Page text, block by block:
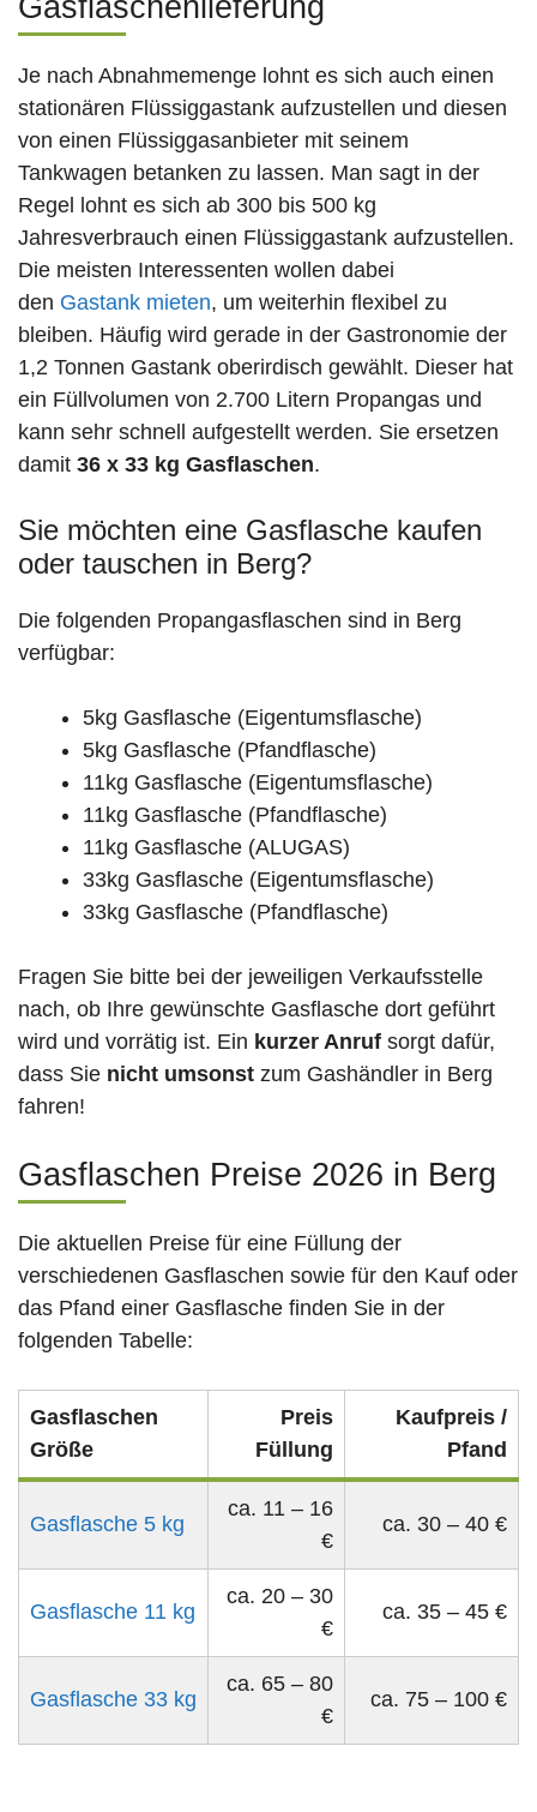
Gasflaschenlieferung
Je nach Abnahmemenge lohnt es sich auch einen
stationären Flüssiggastank aufzustellen und diesen
von einen Flüssiggasanbieter mit seinem
Tankwagen betanken zu lassen. Man sagt in der
Regel lohnt es sich ab 300 bis 500 kg
Jahresverbrauch einen Flüssiggastank aufzustellen.
Die meisten Interessenten wollen dabei
den Gastank mieten, um weiterhin flexibel zu
bleiben. Häufig wird gerade in der Gastronomie der
1,2 Tonnen Gastank oberirdisch gewählt. Dieser hat
ein Füllvolumen von 2.700 Litern Propangas und
kann sehr schnell aufgestellt werden. Sie ersetzen
damit 36 x 33 kg Gasflaschen.
Sie möchten eine Gasflasche kaufen
oder tauschen in Berg?
Die folgenden Propangasflaschen sind in Berg
verfügbar:
5kg Gasflasche (Eigentumsflasche)
5kg Gasflasche (Pfandflasche)
11kg Gasflasche (Eigentumsflasche)
11kg Gasflasche (Pfandflasche)
11kg Gasflasche (ALUGAS)
33kg Gasflasche (Eigentumsflasche)
33kg Gasflasche (Pfandflasche)
Fragen Sie bitte bei der jeweiligen Verkaufsstelle
nach, ob Ihre gewünschte Gasflasche dort geführt
wird und vorrätig ist. Ein kurzer Anruf sorgt dafür,
dass Sie nicht umsonst zum Gashändler in Berg
fahren!
Gasflaschen Preise 2026 in Berg
Die aktuellen Preise für eine Füllung der
verschiedenen Gasflaschen sowie für den Kauf oder
das Pfand einer Gasflasche finden Sie in der
folgenden Tabelle:
Gasflaschen
Größe
Preis
Füllung
Kaufpreis /
Pfand
Gasflasche 5 kg
ca. 11 – 16
€
ca. 30 – 40 €
Gasflasche 11 kg
ca. 20 – 30
€
ca. 35 – 45 €
Gasflasche 33 kg
ca. 65 – 80
€
ca. 75 – 100 €